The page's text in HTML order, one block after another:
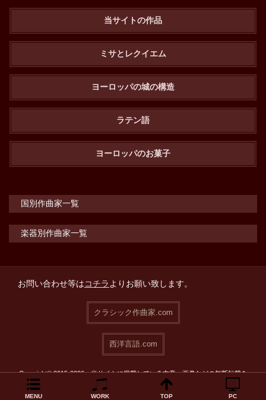
当サイトの作品
ミサとレクイエム
ヨーロッパの城の構造
ラテン語
ヨーロッパのお菓子
国別作曲家一覧
楽器別作曲家一覧
お問い合わせ等はコチラよりお願い致します。
クラシック作曲家.com
西洋言語.com
Copyright© 2015-2026 当サイトに掲載している文章・画像などの無断転載を
MENU WORK TOP PC